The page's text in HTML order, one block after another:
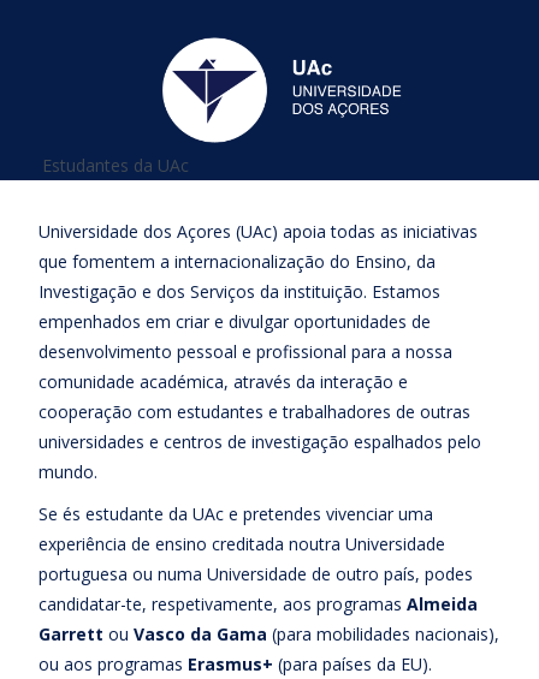
Está aqui
Estudantes da UAc
Universidade dos Açores (UAc) apoia todas as iniciativas
que fomentem a internacionalização do Ensino, da
Investigação e dos Serviços da instituição. Estamos
empenhados em criar e divulgar oportunidades de
desenvolvimento pessoal e profissional para a nossa
comunidade académica, através da interação e
cooperação com estudantes e trabalhadores de outras
universidades e centros de investigação espalhados pelo
mundo.
Se és estudante da UAc e pretendes vivenciar uma
experiência de ensino creditada noutra Universidade
portuguesa ou numa Universidade de outro país, podes
candidatar-te, respetivamente, aos programas Almeida
Garrett ou Vasco da Gama (para mobilidades nacionais),
ou aos programas Erasmus+ (para países da EU).